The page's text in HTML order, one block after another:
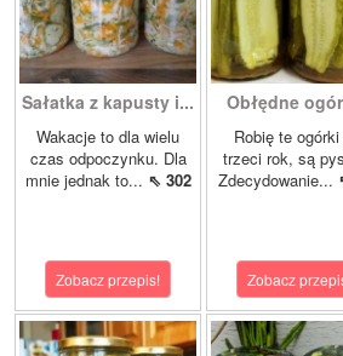
Sałatka z kapusty i...
Wakacje to dla wielu
czas odpoczynku. Dla
mnie jednak to... ⇖ 302
Zobacz przepis!
Obłędne
Robię te
trzeci rok, są
Zdecydowanie...
Zobacz